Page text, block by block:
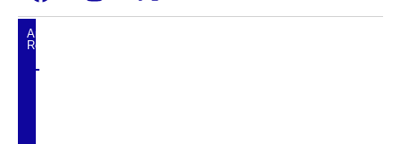
Artigos
Relacionados